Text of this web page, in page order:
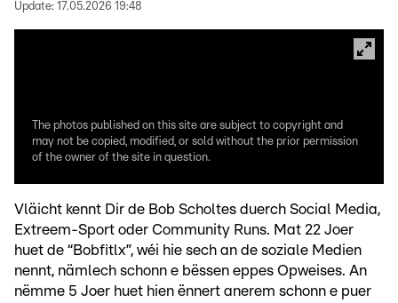
Update: 17.05.2026 19:48
The photos published on this site are subject to copyright and
may not be copied, modified, or sold without the prior permission
of the owner of the site in question.
Vläicht kennt Dir de Bob Scholtes duerch Social Media,
Extreem-Sport oder Community Runs. Mat 22 Joer
huet de “Bobfitlx”, wéi hie sech an de soziale Medien
nennt, nämlech schonn e bëssen eppes Opweises. An
nëmme 5 Joer huet hien ënnert anerem schonn e puer